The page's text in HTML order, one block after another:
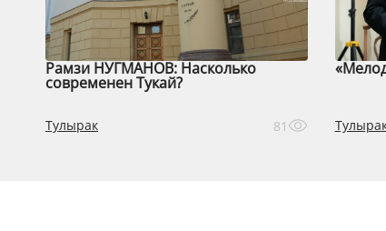
Рамзи НУГМАНОВ: Насколько
современен Тукай?
Тулырак 81